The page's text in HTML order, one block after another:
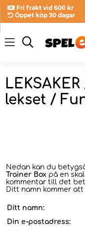
Fri frakt vid 600 kr
Öppet köp 30 dagar
lekset /
Nedan kan du
Trainer Box på en
kommentar till det
Ditt namn kommer
Ditt namn:
Din e-postadress: